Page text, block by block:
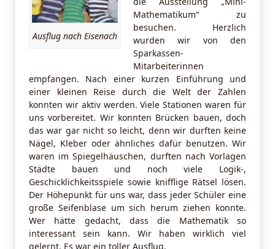
Ausflug nach Eisenach
Mathematikum“ zu
besuchen. Herzlich
wurden wir von den
Sparkassen-
Mitarbeiterinnen
empfangen. Nach einer kurzen Einführung und
einer kleinen Reise durch die Welt der Zahlen
konnten wir aktiv werden. Viele Stationen waren für
uns vorbereitet. Wir konnten Brücken bauen, doch
das war gar nicht so leicht, denn wir durften keine
Nägel, Kleber oder ähnliches dafür benutzen. Wir
waren im Spiegelhäuschen, durften nach Vorlagen
Städte bauen und noch viele Logik-,
Geschicklichkeitsspiele sowie knifflige Rätsel lösen.
Der Höhepunkt für uns war, dass jeder Schüler eine
große Seifenblase um sich herum ziehen konnte.
Wer hätte gedacht, dass die Mathematik so
interessant sein kann. Wir haben wirklich viel
gelernt. Es war ein toller Ausflug.